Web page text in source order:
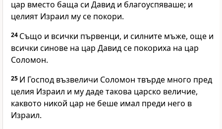
цар вместо баща си Давид и благоуспяваше; и
целият Израил му се покори.
24 Също и всички първенци, и силните мъже, още и
всички синове на цар Давид се покориха на цар
Соломон.
25 И Господ възвеличи Соломон твърде много пред
целия Израил и му даде такова царско величие,
каквото никой цар не беше имал преди него в
Израил.